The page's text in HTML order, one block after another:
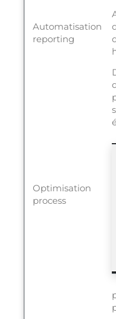
Automatisation
reporting
Optimisation
process